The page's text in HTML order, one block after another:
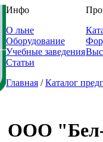
Инфо
О льне
Оборудование
Учебные заведения
Статьи
Главная /Каталог
ООО